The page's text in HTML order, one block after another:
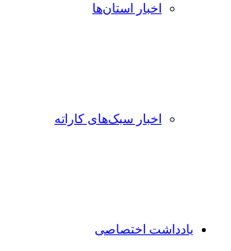
اخبار استان‌ها
اخبار سبک‌های کاراته
یادداشت اختصاصی